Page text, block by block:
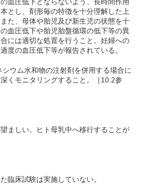
とし、剤形毎の特徴を十分理解した上
た、母体や胎児及び新生児の状態を十
血圧低下や胎児胎盤循環の低下等の異
には適切な処置を行うこと。妊婦への
度の血圧低下等が報告されている。
ウム水和物の注射剤を併用する場合に
くモニタリングすること。［10.2参
ましい。ヒト母乳中へ移行することが
臨床試験は実施していない。